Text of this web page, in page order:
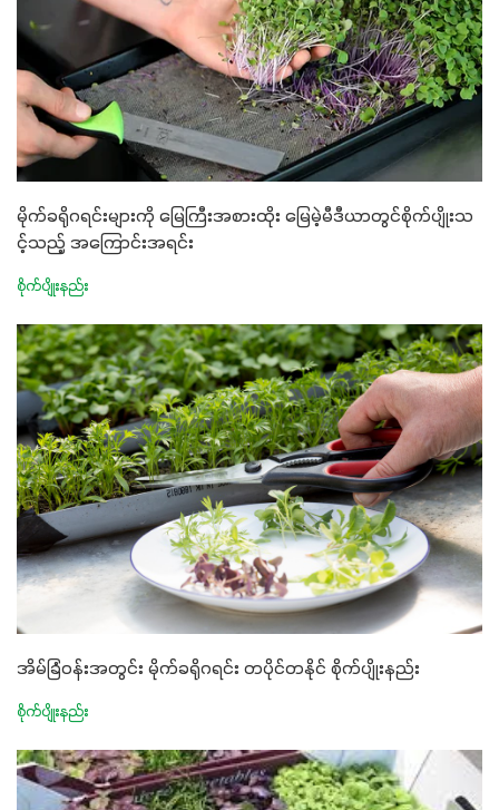
မိုက်ခရိုဂရင်းများကို မြေကြီးအစားထိုး မြေမဲ့မီဒီယာတွင်စိုက်ပျိုးသ
င့်သည့် အကြောင်းအရင်း
စိုက်ပျိုးနည်း
အိမ်ခြံဝန်းအတွင်း မိုက်ခရိုဂရင်း တပိုင်တနိုင် စိုက်ပျိုးနည်း
စိုက်ပျိုးနည်း